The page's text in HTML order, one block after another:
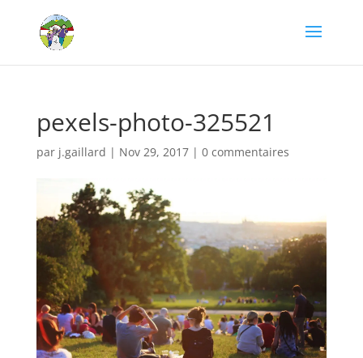
pexels-photo-325521
par j.gaillard | Nov 29, 2017| 0 commentaires